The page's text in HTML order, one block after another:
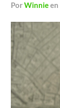
porWinnieen